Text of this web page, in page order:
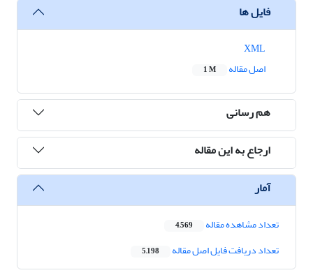
فایل ها
اصل مقاله
1 M
هم رسانی
ارجاع به این مقاله
آمار
تعداد مشاهده مقاله 4,569
تعداد دریافت فایل اصل مقاله 5,198